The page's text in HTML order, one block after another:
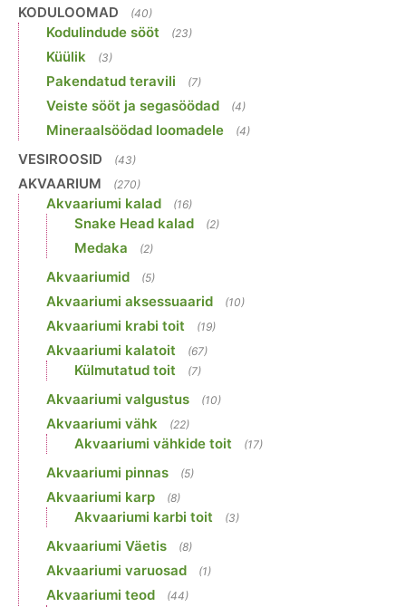
KODULOOMAD (40)
Kodulindude sööt (23)
Küülik (3)
Pakendatud teravili (7)
Veiste sööt ja segasöödad (4)
Mineraalsöödad loomadele (4)
VESIROOSID (43)
AKVAARIUM (270)
Akvaariumi kalad (16)
Snake Head kalad (2)
Medaka (2)
Akvaariumid (5)
Akvaariumi aksessuaarid (10)
Akvaariumi krabi toit (19)
Akvaariumi kalatoit (67)
Külmutatud toit (7)
Akvaariumi valgustus (10)
Akvaariumi vähk (22)
Akvaariumi vähkide toit (17)
Akvaariumi pinnas (5)
Akvaariumi karp (8)
Akvaariumi karbi toit (3)
Akvaariumi Väetis (8)
Akvaariumi varuosad (1)
Akvaariumi teod (44)